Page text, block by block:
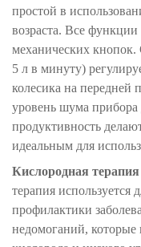
простой в
возраста. Все
механических кнопок.
5 л в минуту)
колесика на передней
уровень шума
продуктивность
идеальным для
Кислородная
терапия используется
профилактики
недомоганий, которые